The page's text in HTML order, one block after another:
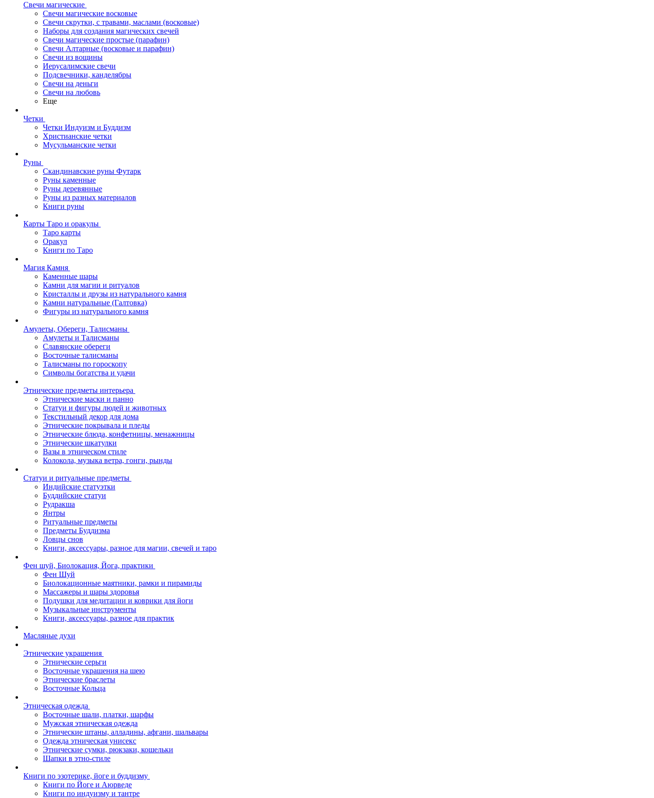
Свечи магические
Свечи магические восковые
Свечи скрутки, с травами, маслами (восковые)
Наборы для создания магических свечей
Свечи магические простые (парафин)
Свечи Алтарные (восковые и парафин)
Свечи из вощины
Иерусалимские свечи
Подсвечники, канделябры
Свечи на деньги
Свечи на любовь
Еще
Четки
Четки Индуизм и Буддизм
Христианские четки
Мусульманские четки
Руны
Скандинавские руны Футарк
Руны каменные
Руны деревянные
Руны из разных материалов
Книги руны
Карты Таро и оракулы
Таро карты
Оракул
Книги по Таро
Магия Камня
Каменные шары
Камни для магии и ритуалов
Кристаллы и друзы из натурального камня
Камни натуральные (Галтовка)
Фигуры из натурального камня
Амулеты, Обереги, Талисманы
Амулеты и Талисманы
Славянские обереги
Восточные талисманы
Талисманы по гороскопу
Символы богатства и удачи
Этнические предметы интерьера
Этнические маски и панно
Статуи и фигуры людей и животных
Текстильный декор для дома
Этнические покрывала и пледы
Этнические блюда, конфетницы, менажницы
Этнические шкатулки
Вазы в этническом стиле
Колокола, музыка ветра, гонги, рынды
Статуи и ритуальные предметы
Индийские статуэтки
Буддийские статуи
Рудракша
Янтры
Ритуальные предметы
Предметы Буддизма
Ловцы снов
Книги, аксессуары, разное для магии, свечей и таро
Фен шуй, Биолокация, Йога, практики
Фен Шуй
Биолокационные маятники, рамки и пирамиды
Массажеры и шары здоровья
Подушки для медитации и коврики для йоги
Музыкальные инструменты
Книги, аксессуары, разное для практик
Масляные духи
Этнические украшения
Этнические серьги
Восточные украшения на шею
Этнические браслеты
Восточные Кольца
Этническая одежда
Восточные шали, платки, шарфы
Мужская этническая одежда
Этнические штаны, алладины, афгани, шальвары
Одежда этническая унисекс
Этнические сумки, рюкзаки, кошельки
Шапки в этно-стиле
Книги по эзотерике, йоге и буддизму
Книги по Йоге и Аюрведе
Книги по индуизму и тантре